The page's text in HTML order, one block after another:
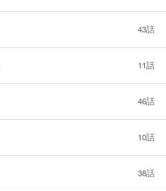
43話
11話
46話
10話
38話